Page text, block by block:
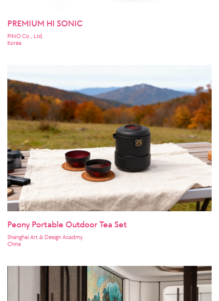
PREMIUM HI SONIC
PINO Co., Ltd.
Korea
Peony Portable Outdoor Tea Set
Shanghai Art & Design Acadmy
China